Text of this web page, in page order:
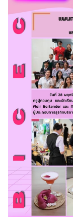
Search
for: